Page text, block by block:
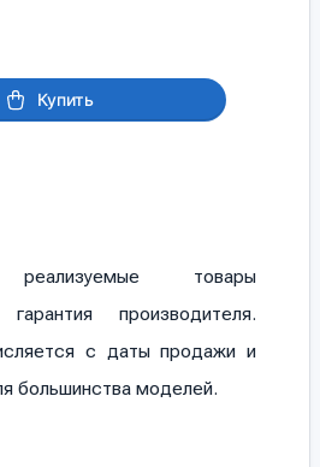
Купить
товары
гарантия производителя.
с даты продажи и
большинства моделей.